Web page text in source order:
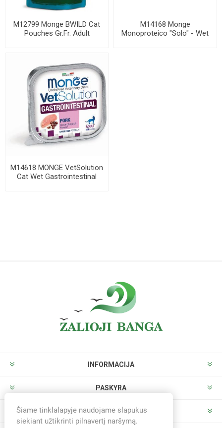
M12799 Monge BWILD Cat
Pouches Gr.Fr. Adult
M14168 Monge
Monoproteico "Solo" - Wet
M14618 MONGE VetSolution
Cat Wet Gastrointestinal
INFORMACIJA
PASKYRA
PARDUOTUVĖ
Šiame tinklalapyje naudojame slapukus
siekiant užtikrinti pilnavertį naršymą.